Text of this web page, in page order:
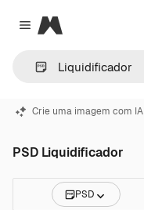
Close menu
Magnific
Crie uma imagem com IA
PSD Liquidificador
PSD